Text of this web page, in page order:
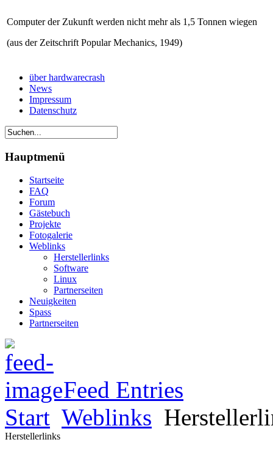
Computer der Zukunft werden nicht mehr als 1,5 Tonnen wiegen
(aus der Zeitschrift Popular Mechanics, 1949)
über hardwarecrash
News
Impressum
Datenschutz
Hauptmenü
Startseite
FAQ
Forum
Gästebuch
Projekte
Fotogalerie
Weblinks
Herstellerlinks
Software
Linux
Partnerseiten
Neuigkeiten
Spass
Partnerseiten
Feed Entries
Start Weblinks
Herstellerlinks